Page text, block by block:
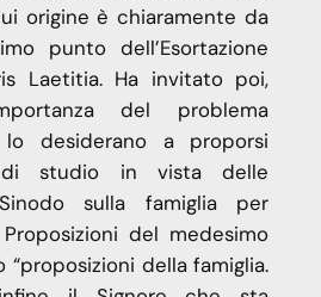
origine è chiaramente da
punto dell’Esortazione
Laetitia. Ha invitato poi,
del problema
desiderano a proporsi
studio in vista delle
sulla famiglia per
del medesimo
della famiglia.